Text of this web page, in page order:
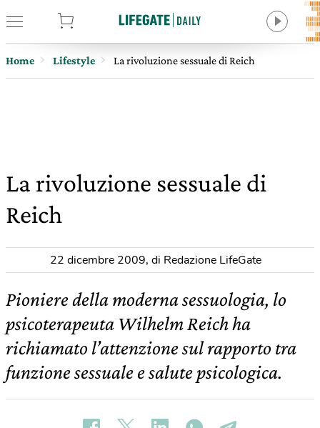
Home Lifestyle La rivoluzione sessuale di Reich
La rivoluzione sessuale di
Reich
22 dicembre 2009, di Redazione LifeGate
Pioniere della moderna sessuologia, lo
psicoterapeuta Wilhelm Reich ha
richiamato l’attenzione sul rapporto tra
funzione sessuale e salute psicologica.